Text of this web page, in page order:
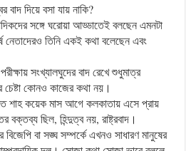
বাদ দিয়ে বসা যায় নাকি?
সঙ্গে ঘরোয়া আড্ডাতেই বলছেন এমনটা
নেতাদেরও তিনি একই কথা বলেছেন এবং
সংখ্যালঘুদের বাদ রেখে শুধুমাত্র
চেষ্টা কোনও কাজের কথা নয়।
শাহ কয়েক মাস আগে কলকাতায় এসে প্রায়
ছিল, হিন্দুত্ব নয়, রাষ্ট্রবাদ।
বা সঙ্ঘ সম্পর্কে এখনও সাধারণ মানুষের